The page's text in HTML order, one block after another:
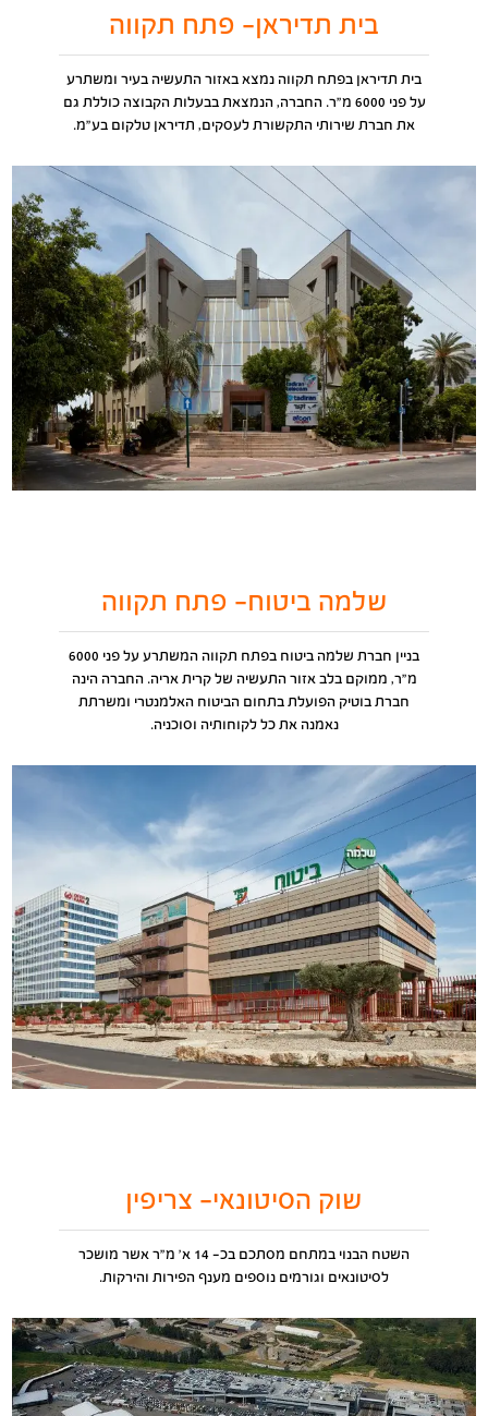
בית תדיראן- פתח תקווה
בית תדיראן בפתח תקווה נמצא באזור התעשיה בעיר ומשתרע
על פני 6000 מ"ר. החברה, הנמצאת בבעלות הקבוצה כוללת גם
את חברת שירותי התקשורת לעסקים, תדיראן טלקום בע"מ.
שלמה ביטוח- פתח תקווה
בניין חברת שלמה ביטוח בפתח תקווה המשתרע על פני 6000
מ"ר, ממוקם בלב אזור התעשיה של קרית אריה. החברה הינה
חברת בוטיק הפועלת בתחום הביטוח האלמנטרי ומשרתת
נאמנה את כל לקוחותיה וסוכניה.
שוק הסיטונאי- צריפין
השטח הבנוי במתחם מסתכם בכ- 14 א' מ"ר אשר מושכר
לסיטונאים וגורמים נוספים מענף הפירות והירקות.